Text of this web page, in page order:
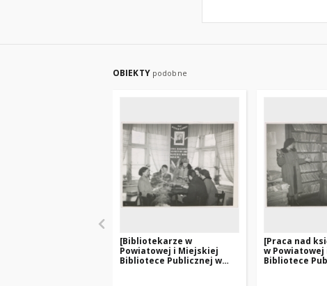
OBIEKTY podobne
[Bibliotekarze w
Powiatowej i Miejskiej
Bibliotece Publicznej w
[Praca nad
w
Bibliotece